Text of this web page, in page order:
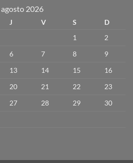
agosto 2026
J V S
D
1
2
6 7 8
9
13 14 15
16
20 21 22
23
27 28 29
30